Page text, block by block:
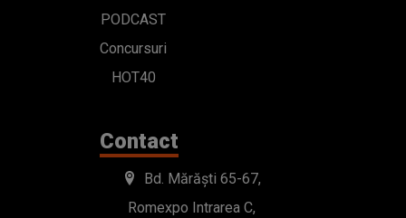
PODCAST
Concursuri
HOT40
Contact
Bd. Mărăști 65-67,
Romexpo Intrarea C,